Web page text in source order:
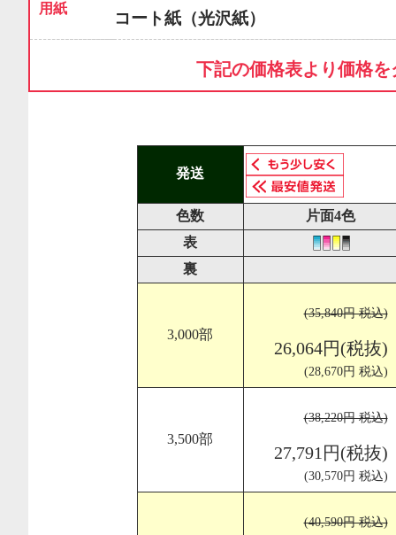
用紙
コート紙（光沢紙）
下記の価格表より価格
発送
色数
片面4色
表
裏
3,000部
(35,840円 税込)
26,064円(税抜)
(28,670円 税込)
3,500部
(38,220円 税込)
27,791円(税抜)
(30,570円 税込)
(40,590円 税込)